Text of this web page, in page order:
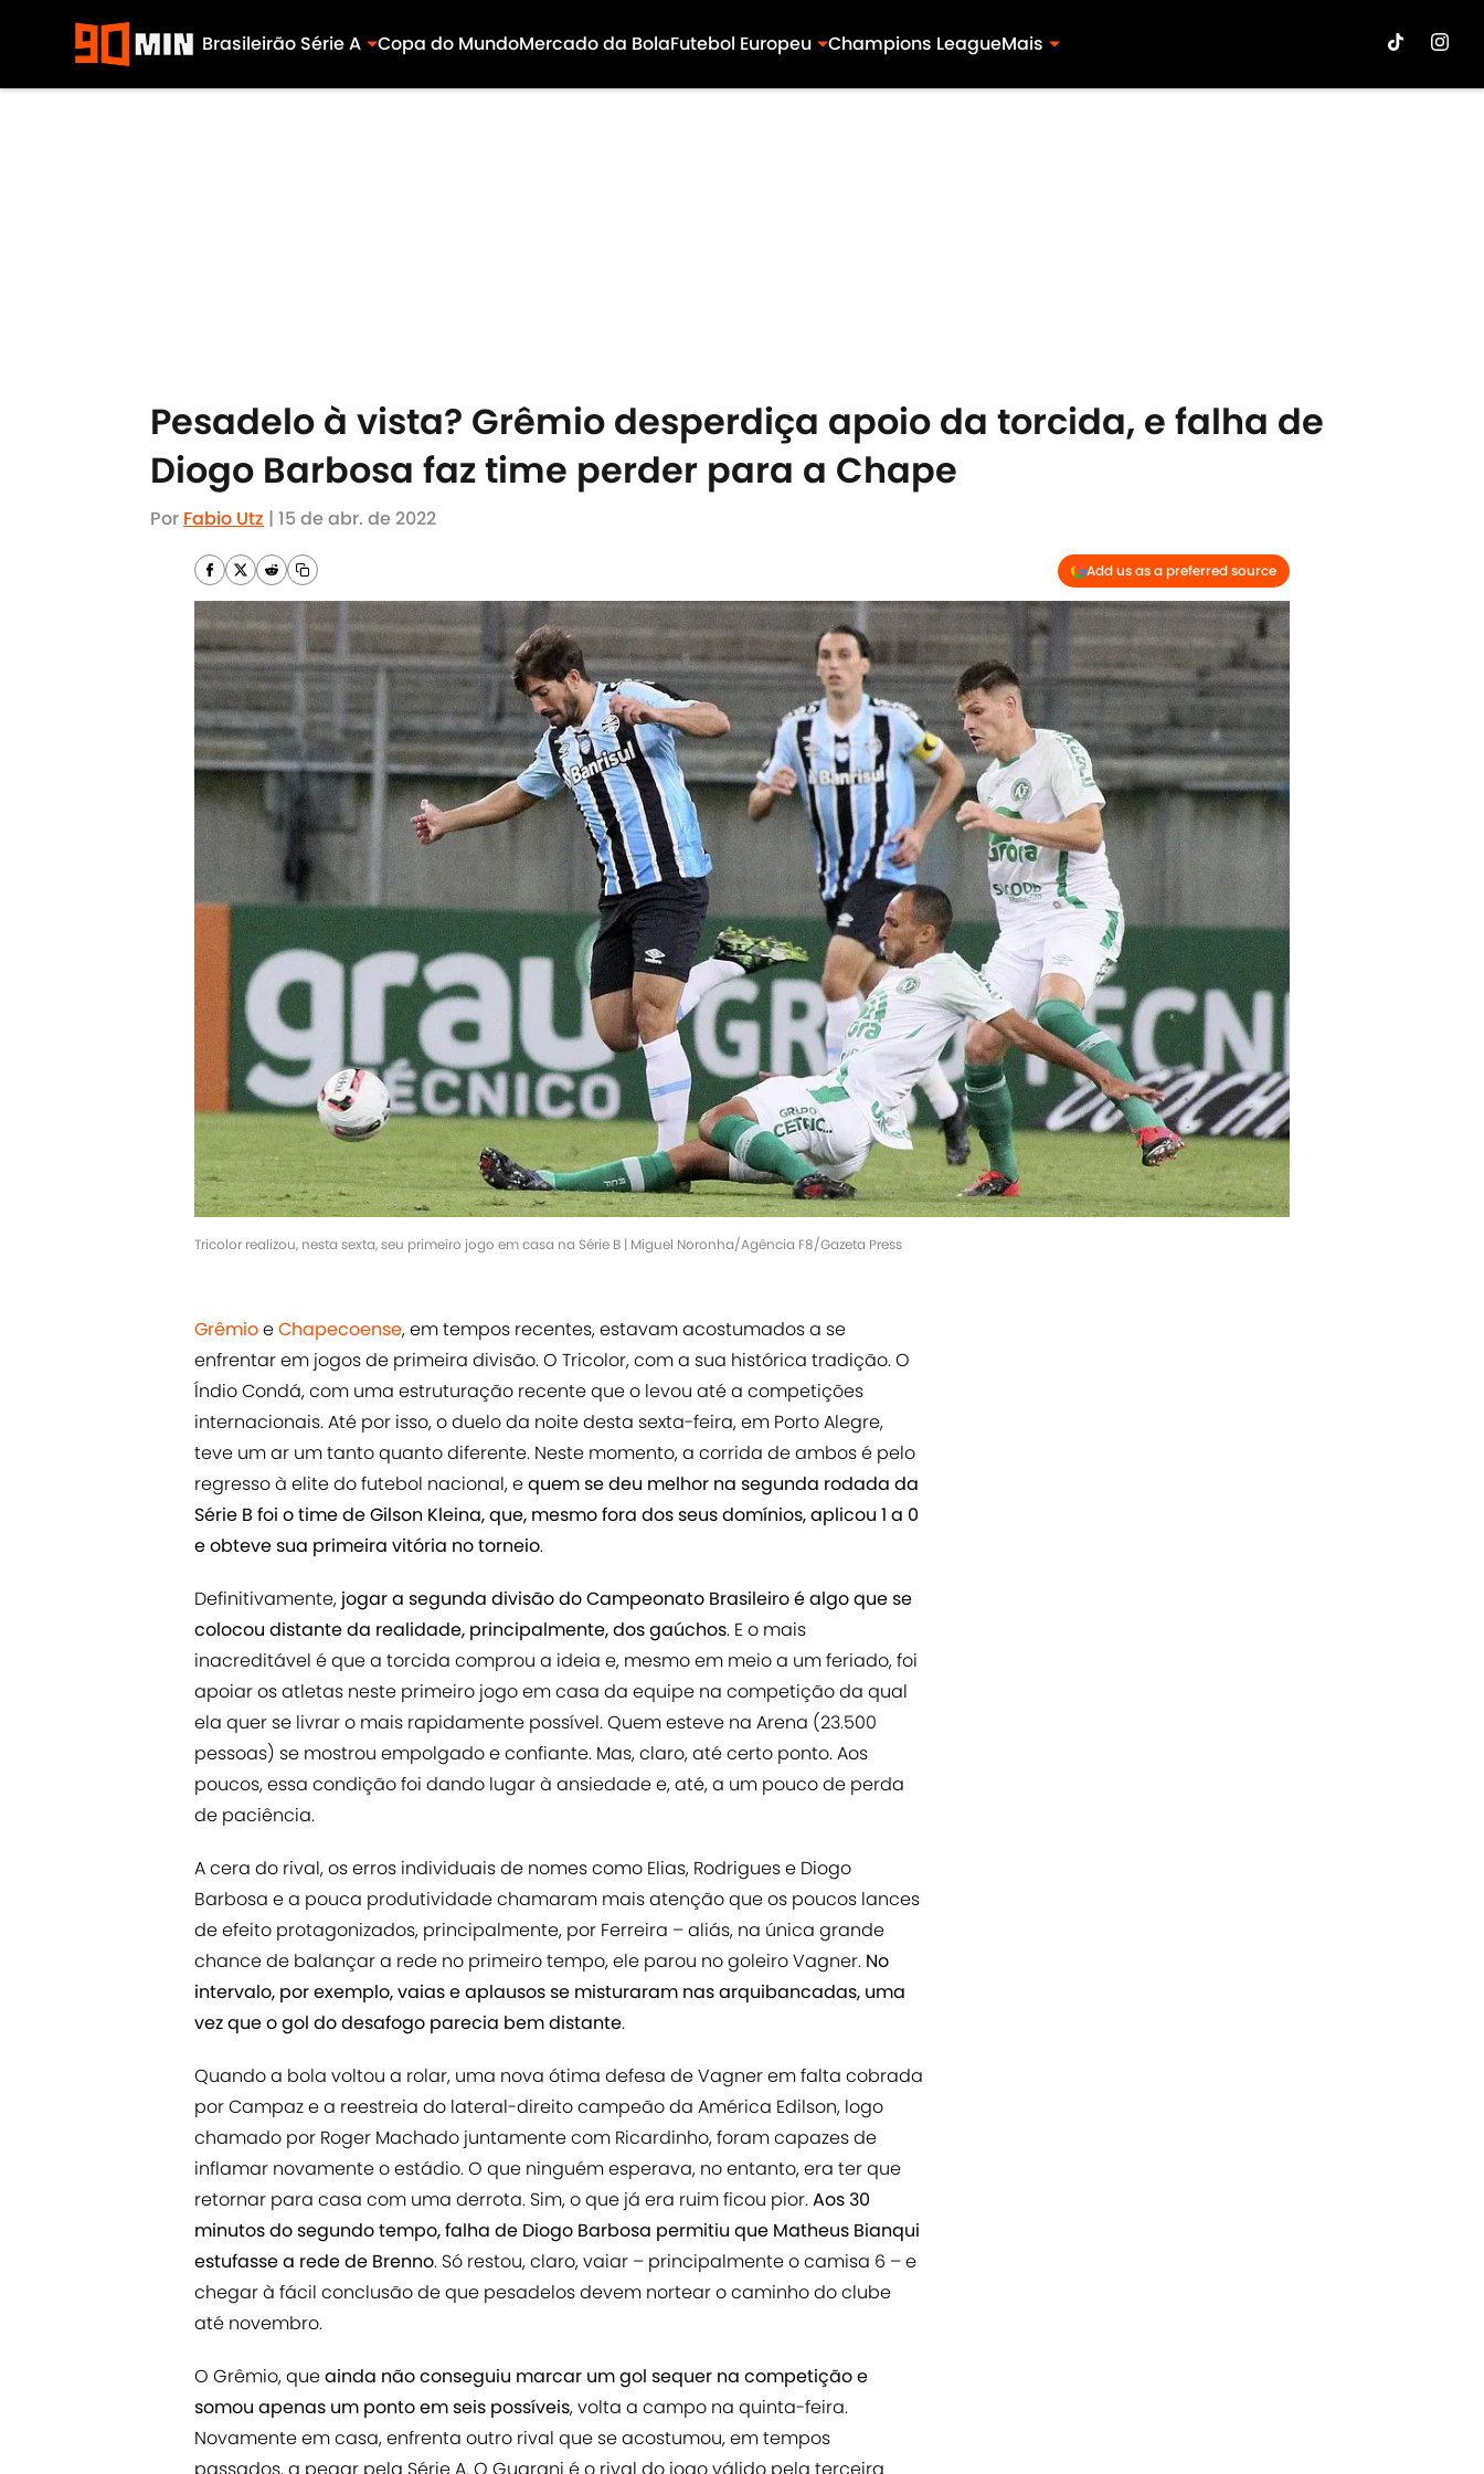
Brasileirão Série A Copa do MundoMercado da BolaFutebol Europeu Champions LeagueMais
Pesadelo à vista? Grêmio desperdiça apoio da torcida, e falha de
Diogo Barbosa faz time perder para a Chape
Por Fabio Utz | 15 de abr. de 2022
Add us as a preferred source
Tricolor realizou, nesta sexta, seu primeiro jogo em casa na Série B | Miguel Noronha/Agência F8/Gazeta Press
GrêmioeChapecoense, em tempos recentes, estavam acostumados a se
enfrentar em jogos de primeira divisão. O Tricolor, com a sua histórica tradição. O
Índio Condá, com uma estruturação recente que o levou até a competições
internacionais. Até por isso, o duelo da noite desta sexta-feira, em Porto Alegre,
teve um ar um tanto quanto diferente. Neste momento, a corrida de ambos é pelo
regresso à elite do futebol nacional, equem se deu melhor na segunda rodada da
Série B foi o time de Gilson Kleina, que, mesmo fora dos seus domínios, aplicou 1 a 0
e obteve sua primeira vitória no torneio.
Definitivamente, jogar a segunda divisão do Campeonato Brasileiro é algo que se
colocou distante da realidade, principalmente, dos gaúchos. E o mais
inacreditável é que a torcida comprou a ideia e, mesmo em meio a um feriado, foi
apoiar os atletas neste primeiro jogo em casa da equipe na competição da qual
ela quer se livrar o mais rapidamente possível. Quem esteve na Arena (23.500
pessoas) se mostrou empolgado e confiante. Mas, claro, até certo ponto. Aos
poucos, essa condição foi dando lugar à ansiedade e, até, a um pouco de perda
de paciência.
A cera do rival, os erros individuais de nomes como Elias, Rodrigues e Diogo
Barbosa e a pouca produtividade chamaram mais atenção que os poucos lances
de efeito protagonizados, principalmente, por Ferreira – aliás, na única grande
chance de balançar a rede no primeiro tempo, ele parou no goleiro Vagner. No
intervalo, por exemplo, vaias e aplausos se misturaram nas arquibancadas, uma
vez que o gol do desafogo parecia bem distante.
Quando a bola voltou a rolar, uma nova ótima defesa de Vagner em falta cobrada
por Campaz e a reestreia do lateral-direito campeão da América Edilson, logo
chamado por Roger Machado juntamente com Ricardinho, foram capazes de
inflamar novamente o estádio. O que ninguém esperava, no entanto, era ter que
retornar para casa com uma derrota. Sim, o que já era ruim ficou pior.Aos 30
minutos do segundo tempo, falha de Diogo Barbosa permitiu que Matheus Bianqui
estufasse a rede de Brenno. Só restou, claro, vaiar – principalmente o camisa 6 – e
chegar à fácil conclusão de que pesadelos devem nortear o caminho do clube
até novembro.
O Grêmio, queainda não conseguiu marcar um gol sequer na competição e
somou apenas um ponto em seis possíveis, volta a campo na quinta-feira.
Novamente em casa, enfrenta outro rival que se acostumou, em tempos